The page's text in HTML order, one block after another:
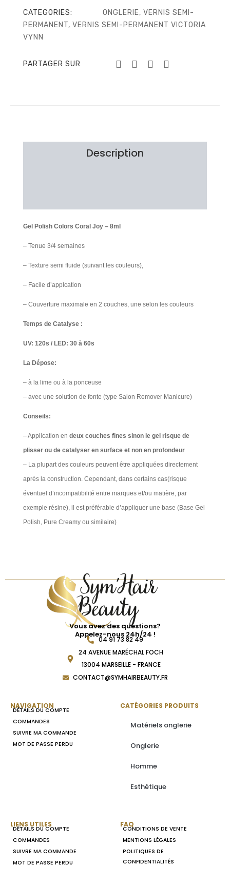
CATEGORIES: ONGLERIE, VERNIS SEMI-
PERMANENT, VERNIS SEMI-PERMANENT VICTORIA
VYNN
PARTAGER SUR
Description
Gel Polish Colors Coral Joy – 8ml
– Tenue 3/4 semaines
– Texture semi fluide (suivant les couleurs),
– Facile d’applcation
– Couverture maximale en 2 couches, une selon les couleurs
Temps de Catalyse :
UV: 120s / LED: 30 à 60s
La Dépose:
– à la lime ou à la ponceuse
– avec une solution de fonte (type Salon Remover Manicure)​
Conseils:
– Application en deux couches fines sinon le gel risque de
plisser ou de catalyser en surface et non en profondeur
– La plupart des couleurs peuvent être appliquées directement
après la construction. Cependant, dans certains cas(risque
éventuel d’incompatibilité entre marques et/ou matière, par
exemple résine), il est préférable d’appliquer une base (Base Gel
Polish, Pure Creamy ou similaire)
Vous avez des questions?
Appelez-nous 24h/24 !
04 91 73 82 49
24 AVENUE MARÉCHAL FOCH
13004 MARSEILLE - FRANCE
CONTACT@SYMHAIRBEAUTY.FR
NAVIGATION
DÉTAILS DU COMPTE
COMMANDES
SUIVRE MA COMMANDE
MOT DE PASSE PERDU
CATÉGORIES PRODUITS
Matériels onglerie
Onglerie
Homme
Esthétique
LIENS UTILES
DÉTAILS DU COMPTE
COMMANDES
SUIVRE MA COMMANDE
MOT DE PASSE PERDU
FAQ
CONDITIONS DE VENTE
MENTIONS LÉGALES
POLITIQUES DE
CONFIDENTIALITÉS